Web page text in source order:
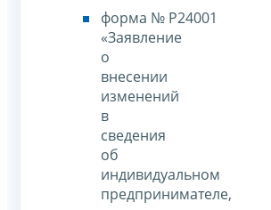
форма № Р24001
«Заявление
о
внесении
изменений
в
сведения
об
индивидуальном
предпринимателе,